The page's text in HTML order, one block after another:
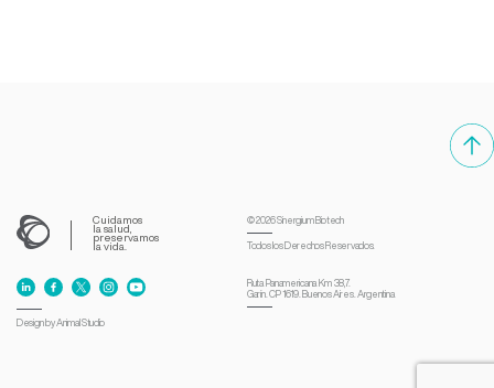
Cuidamos
la salud,
preservamos
la vida.
© 2026Sinergium Biotech
Todos los DerechosReservados.
Ruta Panamericana Km 38,7.
Garín. CP 1619. Buenos Aires. Argentina
Design by Animal Studio